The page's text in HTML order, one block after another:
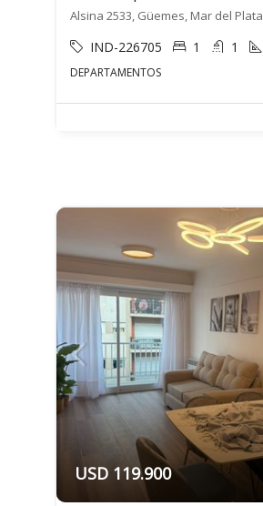
Alsina 2533, Güemes, Mar del Plata
IND-226705 1 1
DEPARTAMENTOS
USD 119.900